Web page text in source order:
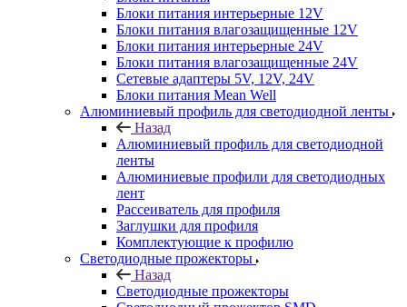
Блоки питания интерьерные 12V
Блоки питания влагозащищенные 12V
Блоки питания интерьерные 24V
Блоки питания влагозащищенные 24V
Сетевые адаптеры 5V, 12V, 24V
Блоки питания Mean Well
Алюминиевый профиль для светодиодной ленты
Назад
Алюминиевый профиль для светодиодной
ленты
Алюминиевые профили для светодиодных
лент
Рассеиватель для профиля
Заглушки для профиля
Комплектующие к профилю
Светодиодные прожекторы
Назад
Светодиодные прожекторы